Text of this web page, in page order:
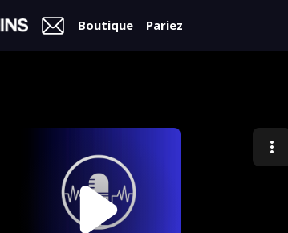
Boutique Pariez